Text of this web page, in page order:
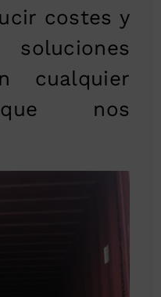
costes y
cualquier
que nos